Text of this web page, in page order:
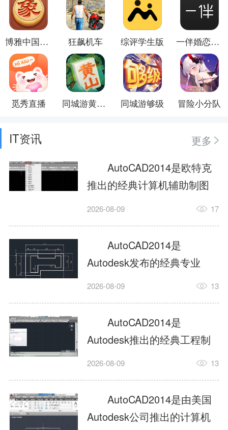
博雅中国象棋 狂飙机车 综评学生版 一伴婚恋相亲
觅秀直播 同城游黄山麻将 同城游够级 冒险小分队
IT资讯
更多
AutoCAD2014是欧特克
推出的经典计算机辅助制图
工具，主打稳定2D施工图绘
行业工程设计。版本新增图
纸标签页、实景地理地图、
协同设计交流模块，优化命
令行智能纠错与图层批量管
理，支持Win8触屏操作、点
云扫描数据导入，兼容各类
DWG图纸格式，文件互通...
2026-08-09 17
AutoCAD2014是
Autodesk发布的经典专业
CAD制图设计软件，是工程
绘图工具。软件专注精准二
维绘图、图纸编辑、参数化
设计及基础三维建模，广泛
应用于建筑设计、机械制
造、土木工程、室内设计等
多个行业。软件优化绘图流
畅度与文件兼容性，支持参
2026-08-09 13
AutoCAD2014是
Autodesk推出的经典工程制
图设计软件，主打高效精准
建模作业，适配建筑、机
械、市政、室内设计等多行
业场景。软件优化运行机制
2026-08-09 13
AutoCAD2014是由美国
Autodesk公司推出的计算机